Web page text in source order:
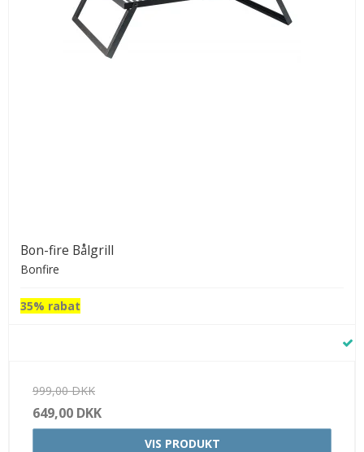
Bon-fire Bålgrill
Bonfire
35% rabat
999,00 DKK
649,00 DKK
VIS PRODUKT